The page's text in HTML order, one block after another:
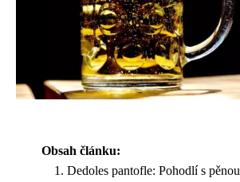
Obsah článku:
Dedoles pantofle: Pohodlí s pěnou